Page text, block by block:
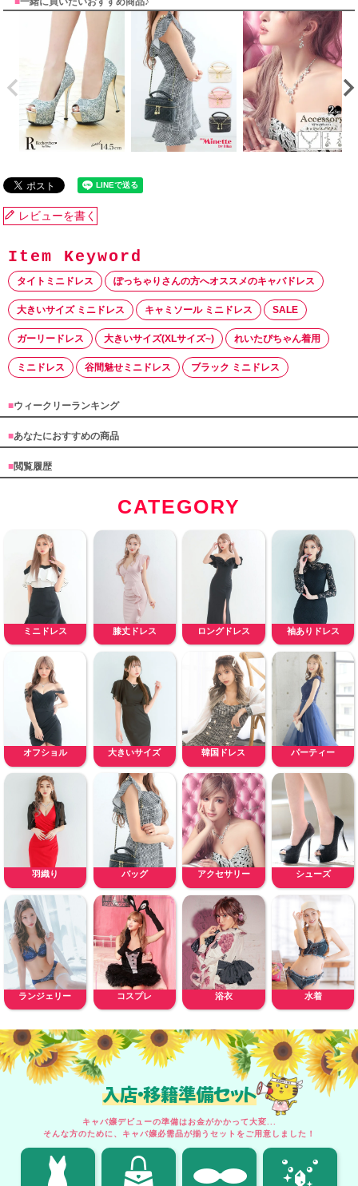
レビューを書く
タイトミニドレス ぽっちゃりさんの方へオススメのキャバドレス
大きいサイズ ミニドレス キャミソール ミニドレス SALE
ガーリードレス 大きいサイズ(XLサイズ~) れいたぴちゃん着用
ミニドレス 谷間魅せミニドレス ブラック ミニドレス
■ウィークリーランキング
■あなたにおすすめの商品
■閲覧履歴
CATEGORY
ミニドレス 膝丈ドレス ロングドレス 袖ありドレス
オフショル 大きいサイズ 韓国ドレス パーティー
羽織り バッグ アクセサリー シューズ
ランジェリー コスプレ 浴衣 水着
入店・移籍準備セット
キャバ嬢デビューの準備はお金がかかって大変...
そんな方のために、キャバ嬢必需品が揃うセットをご用意しました！